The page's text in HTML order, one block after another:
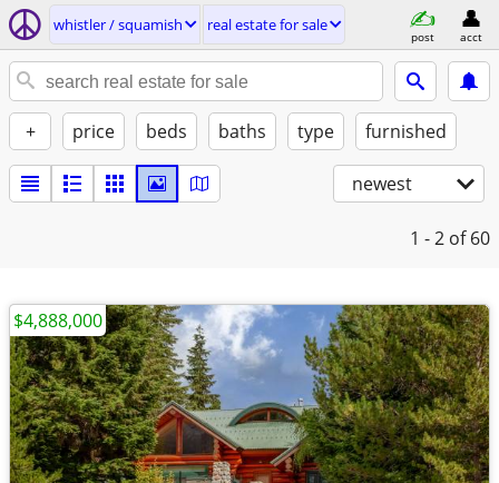
whistler / squamish real estate for sale
post acct
+ price beds baths type furnished
newest
1 - 2 of 60
$4,888,000